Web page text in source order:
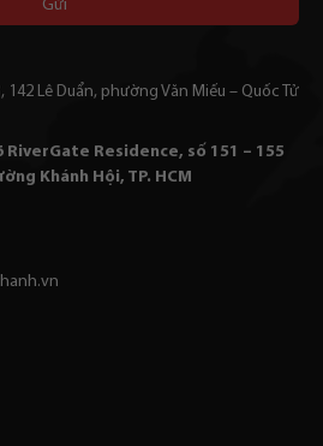
142 Lê Duẩn, phường Văn Miếu – Quốc Tử
RiverGate Residence, số 151 – 155
Khánh Hội, TP. HCM